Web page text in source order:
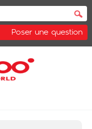
Poser une question